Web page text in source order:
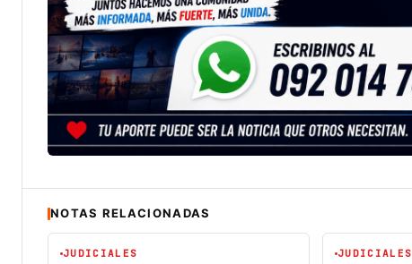
NOTAS RELACIONADAS
JUDICIALES JUDICIALES